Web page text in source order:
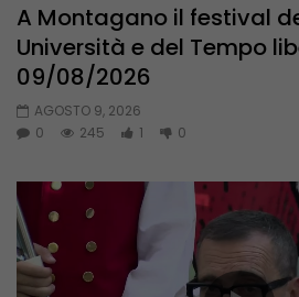
A Montagano il festival
Università e del Tempo
09/08/2026
AGOSTO 9, 2026
0
245 1 0